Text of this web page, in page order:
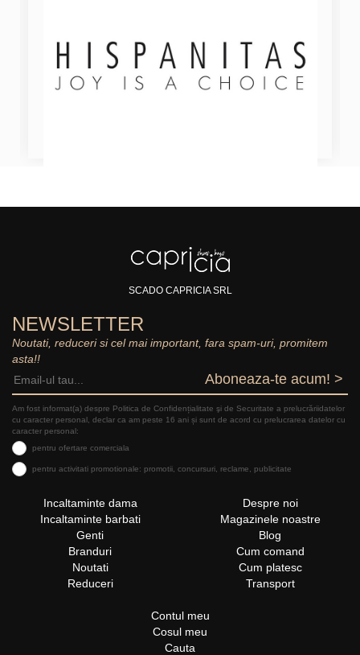
SCADO CAPRICIA SRL
NEWSLETTER
Noutati, reduceri si cel mai important, fara spam-uri, promitem
asta!!
Aboneaza-te acum! >
Am fost informat(a) despre Politica de Confidențialitate şi de Securitate a prelucrăriidatelor
cu caracter personal, declar ca am peste 16 ani și sunt de acord cu prelucrarea datelor cu
caracter personal:
pentru ofertare comerciala
pentru activitati promotionale: promotii, concursuri, reclame, publicitate
Incaltaminte dama
Incaltaminte barbati
Genti
Branduri
Noutati
Reduceri
Despre noi
Magazinele noastre
Blog
Cum comand
Cum platesc
Transport
Contul meu
Cosul meu
Cauta